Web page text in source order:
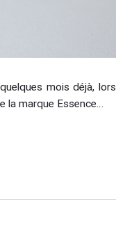
mois déjà, lors
la marque Essence…